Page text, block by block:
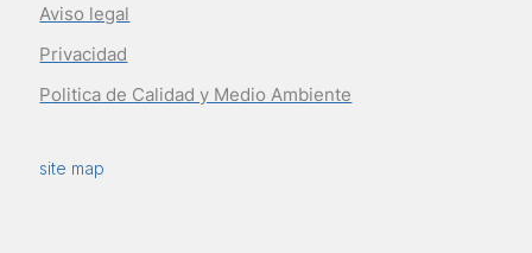
Aviso legal
Privacidad
Politica de Calidad y Medio Ambiente
site map